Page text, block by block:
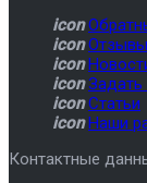
icon
icon Отзывы
icon
icon Задать
icon Статьи
icon Наши
Контактные